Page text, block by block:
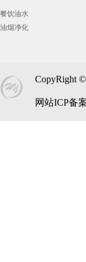
餐饮油水
油烟净化
CopyRight
网站ICP备